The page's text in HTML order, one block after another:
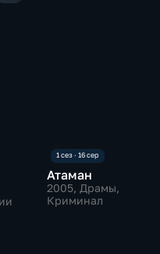
Атаман
2005, Драмы,
Криминал